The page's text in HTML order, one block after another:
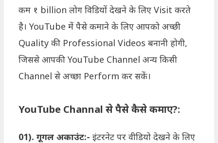
कम १ billion लोग विडियों देखने के लिए Visit करते
है। YouTube में पैसे कमाने के लिए आपको अच्छी
Quality की Professional Videos बनानी होगी,
जिससे आपकी YouTube Channel अन्य किसी
Channel से अच्छा Perform कर सकें।
YouTube Channal से पैसे कैसे कमाए?:
01). गूगल अकाउंट:- इंटरनेट पर वीडियो देखने के लिए